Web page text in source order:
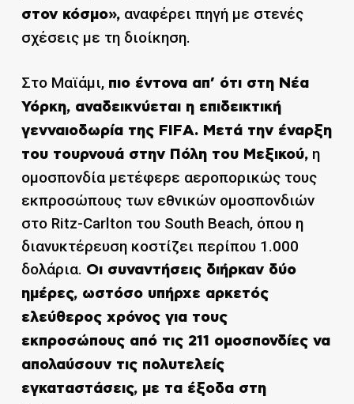
στον κόσμο»,αναφέρει πηγή με στενές
σχέσεις με τη διοίκηση.
Στο Μαϊάμι, πιο έντονα απ’ ότι στη Νέα
Υόρκη, αναδεικνύεται η επιδεικτική
γενναιοδωρία της FIFA. Μετά την έναρξη
του τουρνουά στην Πόλη του Μεξικού,η
ομοσπονδία μετέφερε αεροπορικώς τους
εκπροσώπους των εθνικών ομοσπονδιών
στο Ritz-Carlton του South Beach, όπου η
διανυκτέρευση κοστίζει περίπου 1.000
δολάρια. Οι συναντήσεις διήρκαν δύο
ημέρες, ωστόσο υπήρχε αρκετός
ελεύθερος χρόνος για τους
εκπροσώπους από τις 211 ομοσπονδίες να
απολαύσουν τις πολυτελείς
εγκαταστάσεις, με τα έξοδα στη